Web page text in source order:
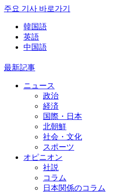
주요 기사 바로가기
韓国語
英語
中国語
最新記事
ニュース
政治
経済
国際・日本
北朝鮮
社会・文化
スポーツ
オピニオン
社説
コラム
日本関係のコラム